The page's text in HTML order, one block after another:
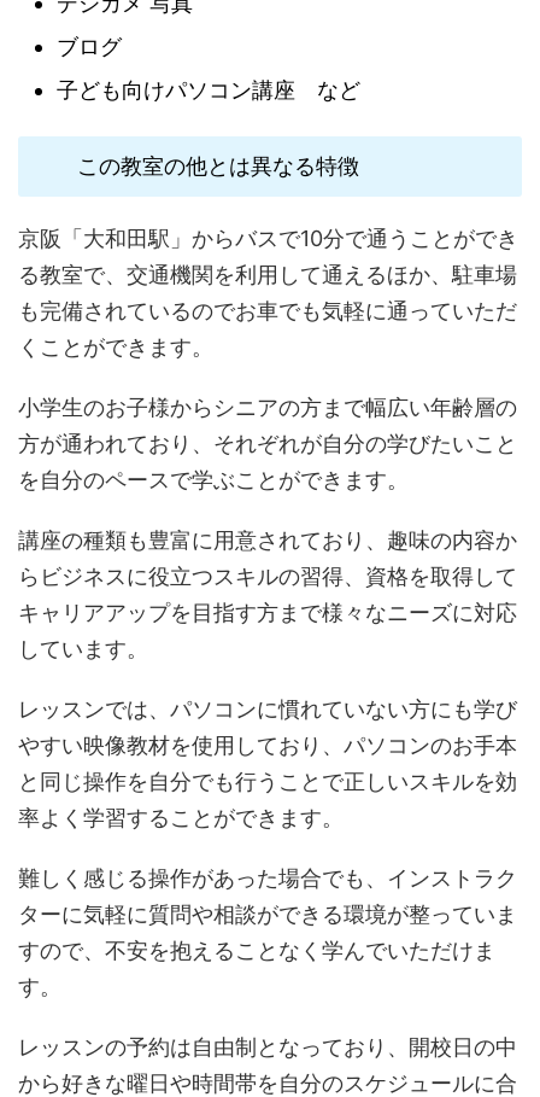
ブログ
子ども向けパソコン講座 など
この教室の他とは異なる特徴
京阪「大和田駅」からバスで10分で通うことができ
る教室で、交通機関を利用して通えるほか、駐車場
も完備されているのでお車でも気軽に通っていただ
くことができます。
小学生のお子様からシニアの方まで幅広い年齢層の
方が通われており、それぞれが自分の学びたいこと
を自分のペースで学ぶことができます。
講座の種類も豊富に用意されており、趣味の内容か
らビジネスに役立つスキルの習得、資格を取得して
キャリアアップを目指す方まで様々なニーズに対応
しています。
レッスンでは、パソコンに慣れていない方にも学び
やすい映像教材を使用しており、パソコンのお手本
と同じ操作を自分でも行うことで正しいスキルを効
率よく学習することができます。
難しく感じる操作があった場合でも、インストラク
ターに気軽に質問や相談ができる環境が整っていま
すので、不安を抱えることなく学んでいただけま
す。
レッスンの予約は自由制となっており、開校日の中
から好きな曜日や時間帯を自分のスケジュールに合